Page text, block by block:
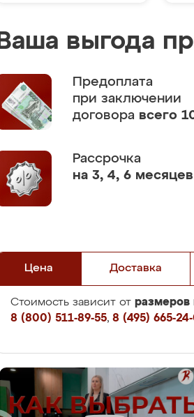
Ваша выгода
Предоплата
при заключении
договора всего
Рассрочка
на 3, 4, 6 месяцев
Цена Доставка
Стоимость зависит от размеров
8 (800) 511-89-55, 8 (495) 665-